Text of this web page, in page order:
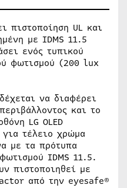
πιστοποίηση UL και
με IDMS 11.5
ενός τυπικού
φωτισμού (200 lux
να διαφέρει
και το
LG OLED
τέλειο χρώμα
με τα πρότυπα
IDMS 11.5.
πιστοποιηθεί με
από την eyesafe®